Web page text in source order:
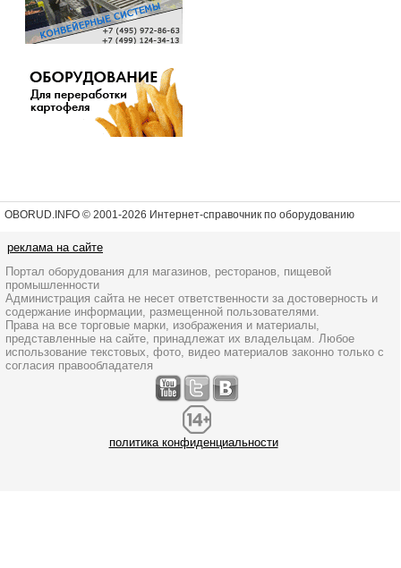
OBORUD.INFO © 2001-2026 Интернет-справочник по оборудованию
реклама на сайте
Портал оборудования для магазинов, ресторанов, пищевой
промышленности
Администрация сайта не несет ответственности за достоверность и
содержание информации, размещенной пользователями.
Права на все торговые марки, изображения и материалы,
представленные на сайте, принадлежат их владельцам. Любое
использование текстовых, фото, видео материалов законно только с
согласия правообладателя
политика конфиденциальности